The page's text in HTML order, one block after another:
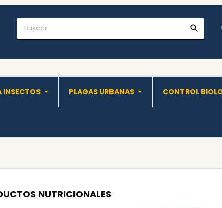
search
INSECTOS PLAGAS URBANAS CONTROL
NUTRICIONALES